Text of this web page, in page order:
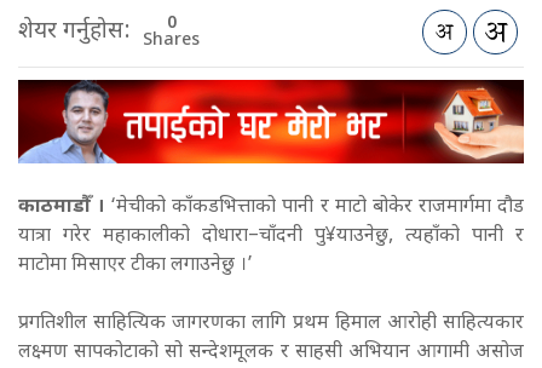
शेयर गर्नुहोस: 0
Shares
काठमाडौँ । ‘मेचीको काँकडभित्ताको पानी र माटो बोकेर राजमार्गमा दौड
यात्रा गरेर महाकालीको दोधारा–चाँदनी पु¥याउनेछु, त्यहाँको पानी र
माटोमा मिसाएर टीका लगाउनेछु ।’
प्रगतिशील साहित्यिक जागरणका लागि प्रथम हिमाल आरोही साहित्यकार
लक्ष्मण सापकोटाको सो सन्देशमूलक र साहसी अभियान आगामी असोज